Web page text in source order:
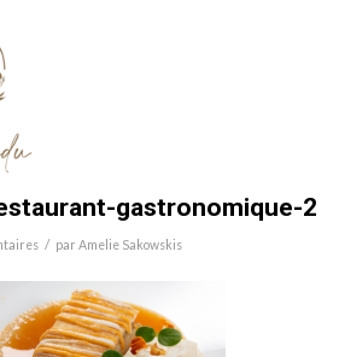
gastronomique-2
/ par Amelie Sakowskis